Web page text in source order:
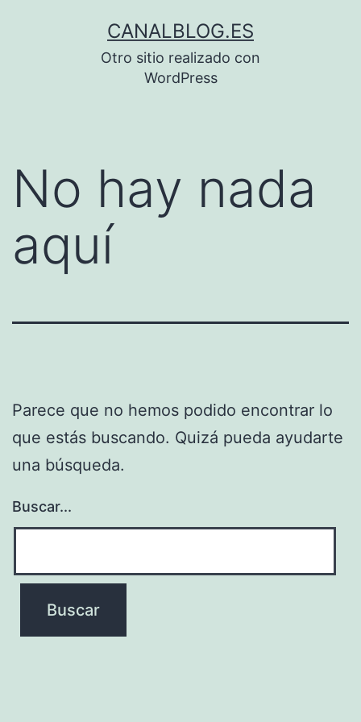
CANALBLOG.ES
Otro sitio realizado con
WordPress
No hay nada
aquí
Parece que no hemos podido encontrar lo
que estás buscando. Quizá pueda ayudarte
una búsqueda.
Buscar...